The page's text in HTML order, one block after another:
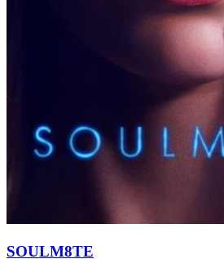
SOULM8TE